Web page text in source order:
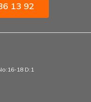
13 92
18 D:1